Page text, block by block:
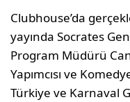
Clubhouse’da
yayında Socrates
Program Müdürü
Yapımcısı ve
Türkiye ve Karnaval